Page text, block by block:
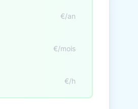
€/an
€/mois
€/h